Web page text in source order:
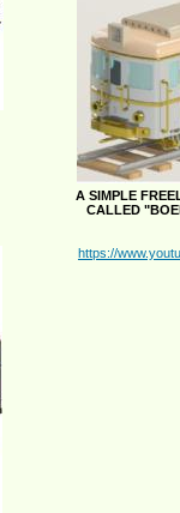
A SIMPLE
CALLED
https://